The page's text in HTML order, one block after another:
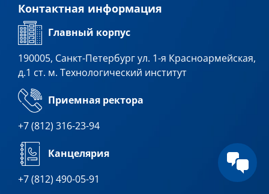
Контактная информация
Главный корпус
190005, Санкт-Петербург ул. 1-я Красноармейская,
д.1 ст. м. Технологический институт
Приемная ректора
+7 (812) 316-23-94
Канцелярия
+7 (812) 490-05-91